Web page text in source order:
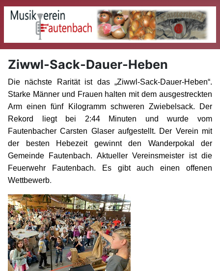
Ziwwl-Sack-Dauer-Heben
Die nächste Rarität ist das „Ziwwl-Sack-Dauer-Heben“.
Starke Männer und Frauen halten mit dem ausgestreckten
Arm einen fünf Kilogramm schweren Zwiebelsack. Der
Rekord liegt bei 2:44 Minuten und wurde vom
Fautenbacher Carsten Glaser aufgestellt. Der Verein mit
der besten Hebezeit gewinnt den Wanderpokal der
Gemeinde Fautenbach. Aktueller Vereinsmeister ist die
Feuerwehr Fautenbach. Es gibt auch einen offenen
Wettbewerb.